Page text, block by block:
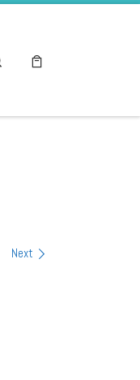
Search
Next